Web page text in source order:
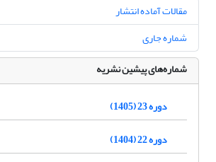
مقالات آماده انتشار
شماره جاری
شماره‌های پیشین نشریه
دوره 23 (1405)
دوره 22 (1404)